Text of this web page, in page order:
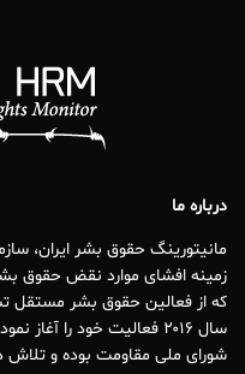
درباره ما
مانیتورینگ حقوق بشر ایران،
زمینه افشای موارد نقض حقوق
که از فعالین حقوق بشر مستقل
سال ۲۰۱۶ فعالیت خود را
شورای ملی مقاومت بوده و تلاش